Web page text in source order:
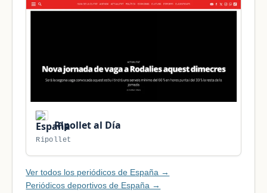
Ripollet al Día
Ripollet
Ver todos los periódicos de España →
Periódicos deportivos de España →